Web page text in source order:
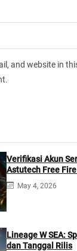
and website in
Verifikasi Akun
Astutech Free
May 4, 2026
Lineage W SEA:
dan Tanggal Rilis